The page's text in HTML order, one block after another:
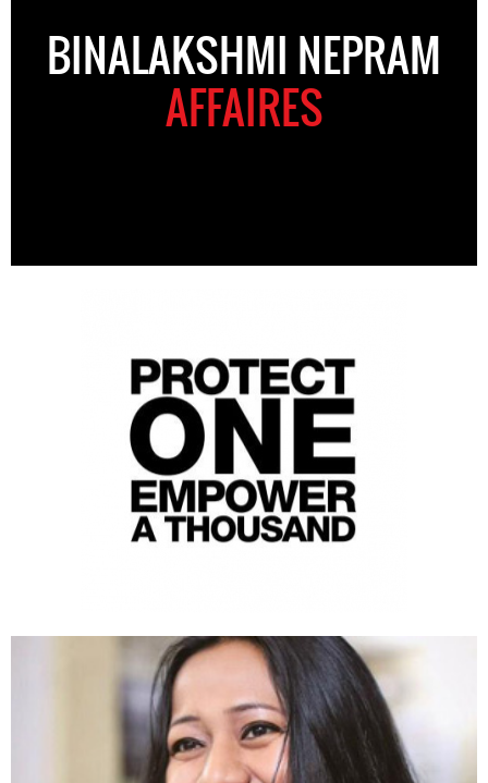
BINALAKSHMI NEPRAM
AFFAIRES